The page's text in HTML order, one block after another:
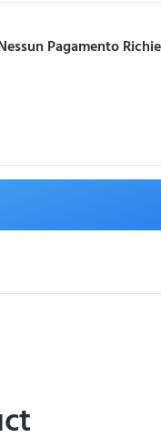
Pagamento